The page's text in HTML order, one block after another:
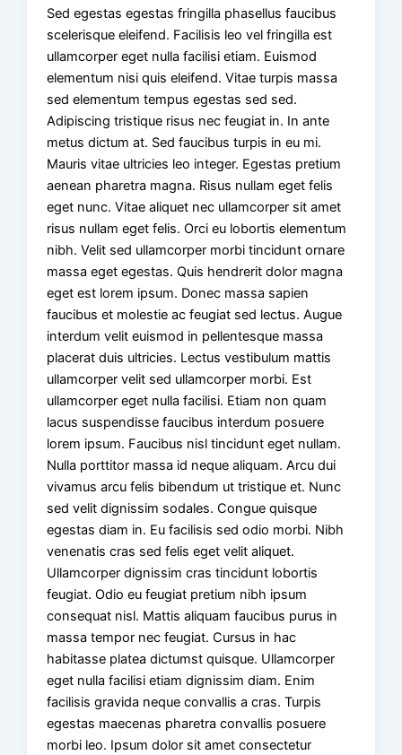
Sed egestas egestas fringilla phasellus faucibus
scelerisque eleifend. Facilisis leo vel fringilla est
ullamcorper eget nulla facilisi etiam. Euismod
elementum nisi quis eleifend. Vitae turpis massa
sed elementum tempus egestas sed sed.
Adipiscing tristique risus nec feugiat in. In ante
metus dictum at. Sed faucibus turpis in eu mi.
Mauris vitae ultricies leo integer. Egestas pretium
aenean pharetra magna. Risus nullam eget felis
eget nunc. Vitae aliquet nec ullamcorper sit amet
risus nullam eget felis. Orci eu lobortis elementum
nibh. Velit sed ullamcorper morbi tincidunt ornare
massa eget egestas. Quis hendrerit dolor magna
eget est lorem ipsum. Donec massa sapien
faucibus et molestie ac feugiat sed lectus. Augue
interdum velit euismod in pellentesque massa
placerat duis ultricies. Lectus vestibulum mattis
ullamcorper velit sed ullamcorper morbi. Est
ullamcorper eget nulla facilisi. Etiam non quam
lacus suspendisse faucibus interdum posuere
lorem ipsum. Faucibus nisl tincidunt eget nullam.
Nulla porttitor massa id neque aliquam. Arcu dui
vivamus arcu felis bibendum ut tristique et. Nunc
sed velit dignissim sodales. Congue quisque
egestas diam in. Eu facilisis sed odio morbi. Nibh
venenatis cras sed felis eget velit aliquet.
Ullamcorper dignissim cras tincidunt lobortis
feugiat. Odio eu feugiat pretium nibh ipsum
consequat nisl. Mattis aliquam faucibus purus in
massa tempor nec feugiat. Cursus in hac
habitasse platea dictumst quisque. Ullamcorper
eget nulla facilisi etiam dignissim diam. Enim
facilisis gravida neque convallis a cras. Turpis
egestas maecenas pharetra convallis posuere
morbi leo. Ipsum dolor sit amet consectetur